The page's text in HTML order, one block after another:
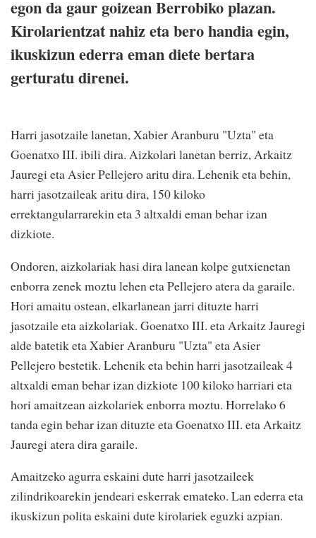
egon da gaur goizean Berrobiko plazan.
Kirolarientzat nahiz eta bero handia egin,
ikuskizun ederra eman diete bertara
gerturatu direnei.
Harri jasotzaile lanetan, Xabier Aranburu "Uzta" eta
Goenatxo III. ibili dira. Aizkolari lanetan berriz, Arkaitz
Jauregi eta Asier Pellejero aritu dira. Lehenik eta behin,
harri jasotzaileak aritu dira, 150 kiloko
errektangularrarekin eta 3 altxaldi eman behar izan
dizkiote.
Ondoren, aizkolariak hasi dira lanean kolpe gutxienetan
enborra zenek moztu lehen eta Pellejero atera da garaile.
Hori amaitu ostean, elkarlanean jarri dituzte harri
jasotzaile eta aizkolariak. Goenatxo III. eta Arkaitz Jauregi
alde batetik eta Xabier Aranburu "Uzta" eta Asier
Pellejero bestetik. Lehenik eta behin harri jasotzaileak 4
altxaldi eman behar izan dizkiote 100 kiloko harriari eta
hori amaitzean aizkolariek enborra moztu. Horrelako 6
tanda egin behar izan dituzte eta Goenatxo III. eta Arkaitz
Jauregi atera dira garaile.
Amaitzeko agurra eskaini dute harri jasotzaileek
zilindrikoarekin jendeari eskerrak emateko. Lan ederra eta
ikuskizun polita eskaini dute kirolariek eguzki azpian.